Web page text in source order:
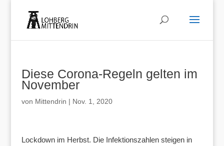
Diese Corona-Regeln gelten im
November
von Mittendrin | Nov. 1, 2020
Lockdown im Herbst. Die Infektionszahlen steigen in